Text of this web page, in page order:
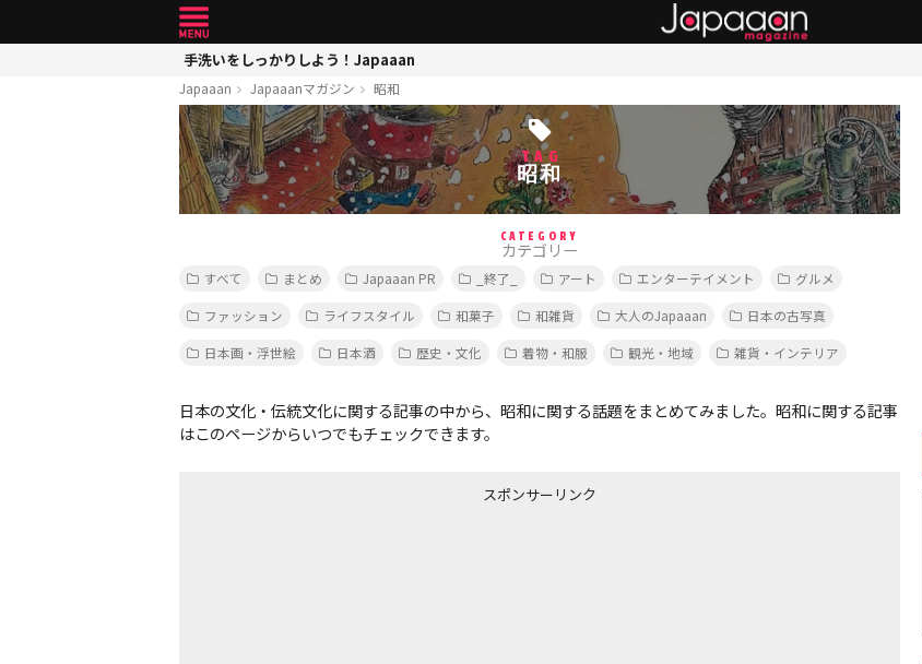
手洗いをしっかりしよう！Japaaan
Japaaan Japaaanマガジン 昭和
TAG
昭和
CATEGORY
カテゴリー
すべて まとめ Japaaan PR _終了_ アート エンターテイメント
グルメ
ファッション
ライフスタイル 和菓子 和雑貨 大人のJapaaan
日本の古写真
日本画・浮世絵
日本酒 歴史・文化 着物・和服 観光・地域 雑貨・インテリア
日本の文化・伝統文化に関する記事の中から、昭和に関する話題をまとめてみました。昭和に関する記事
はこのページからいつでもチェックできます。
スポンサーリンク